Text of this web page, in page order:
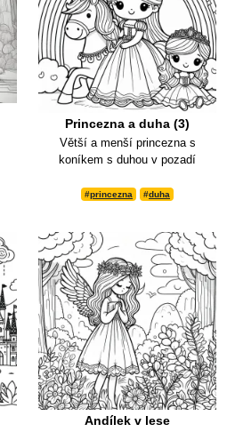
Princezna a duha (3)
Větší a menší princezna s
koníkem s duhou v pozadí
#princezna #duha
Andílek v lese